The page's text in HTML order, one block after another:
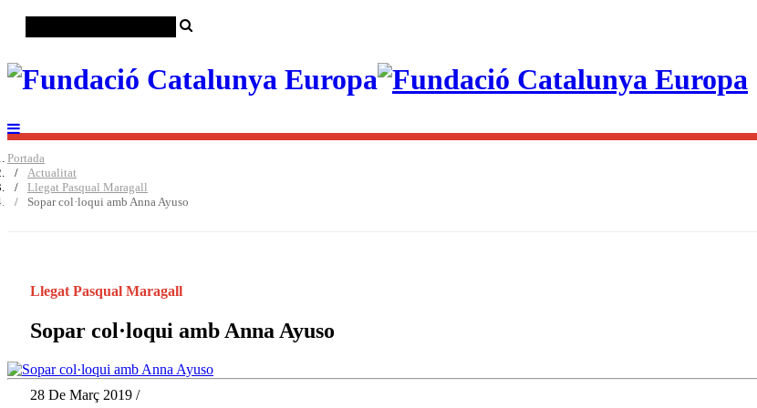
Portada
Actualitat
Llegat Pasqual Maragall
Sopar col·loqui amb Anna Ayuso
Llegat Pasqual Maragall
Sopar col·loqui amb Anna Ayuso
28 De Març 2019 /